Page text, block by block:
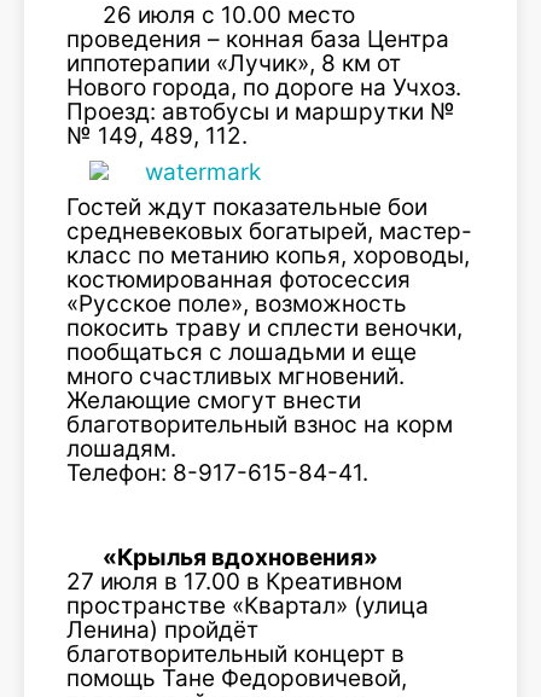
26 июля с 10.00 место
проведения – конная база Центра
иппотерапии «Лучик», 8 км от
Нового города, по дороге на Учхоз.
Проезд: автобусы и маршрутки №
№ 149, 489, 112.
Гостей ждут показательные бои
средневековых богатырей, мастер-
класс по метанию копья, хороводы,
костюмированная фотосессия
«Русское поле», возможность
покосить траву и сплести веночки,
пообщаться с лошадьми и еще
много счастливых мгновений.
Желающие смогут внести
благотворительный взнос на корм
лошадям.
Телефон: 8-917-615-84-41.
«Крылья вдохновения»
27 июля в 17.00 в Креативном
пространстве «Квартал» (улица
Ленина) пройдёт
благотворительный концерт в
помощь Тане Федоровичевой,